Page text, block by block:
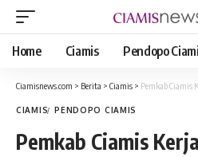
Home Ciamis Pendopo
Ciamisnews.com > Berita > Ciamis > Pemkab Ciamis Kerja Sama
CIAMIS PENDOPO CIAMIS
Pemkab Ciamis